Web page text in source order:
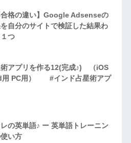
合格の違い】Google Adsenseの
自分のサイトで検証した結果わ
つ
術アプリを作る12(完成♪) （iOS
用 PC用） #インド占星術アプ
レの英単語♪ ー 英単語トレーニン
い方